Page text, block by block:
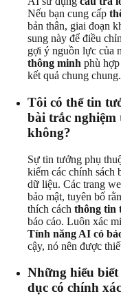
Nếu bạn cung cấp
bản thân, giai đoạn
sung này để điều
gợi ý nguồn lực của
thông minh phù
kết quả chung chung.
Tôi có thể tin
bài trắc
không?
Sự tin tưởng phụ
kiếm các chính sách
dữ liệu. Các trang
bảo mật, tuyên bố
thích cách thông tin
báo cáo. Luôn xác
Tính năng AI có
cậy, nó nên được
Những hiểu
dục có chính